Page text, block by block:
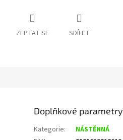
ZEPTAT SE SDÍLET
Doplňkové parametry
Kategorie:
NÁSTĚNNÁ